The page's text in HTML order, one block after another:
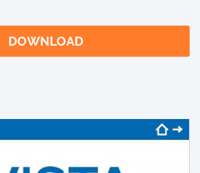
DOWNLOAD